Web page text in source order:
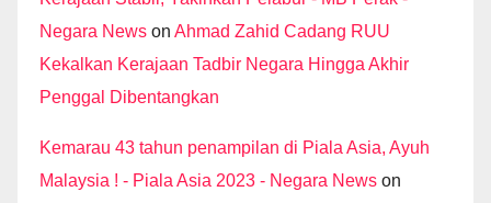
Negara News on Ahmad Zahid Cadang RUU
Kekalkan Kerajaan Tadbir Negara Hingga Akhir
Penggal Dibentangkan
Kemarau 43 tahun penampilan di Piala Asia, Ayuh
Malaysia ! - Piala Asia 2023 - Negara News on